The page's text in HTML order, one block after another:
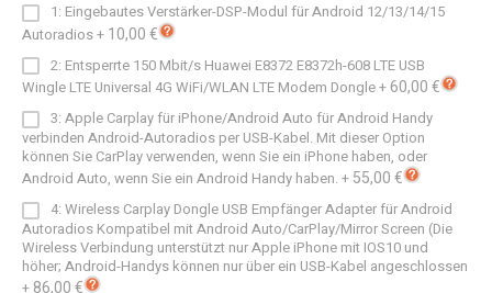
1: Eingebautes Verstärker-DSP-Modul für Android 12/13/14/15
Autoradios+ 10,00 €
2: Entsperrte 150 Mbit/s Huawei E8372 E8372h-608 LTE USB
Wingle LTE Universal 4G WiFi/WLAN LTE Modem Dongle+60,00 €
3: Apple Carplay für iPhone/Android Auto für Android Handy
verbinden Android-Autoradios per USB-Kabel. Mit dieser Option
können Sie CarPlay verwenden, wenn Sie ein iPhone haben, oder
Android Auto, wenn Sie ein Android Handy haben. + 55,00 €
4: Wireless Carplay Dongle USB Empfänger Adapter für Android
Autoradios Kompatibel mit Android Auto/CarPlay/Mirror Screen (Die
Wireless Verbindung unterstützt nur Apple iPhone mit IOS10 und
höher; Android-Handys können nur über ein USB-Kabel angeschlossen
+ 86,00 €